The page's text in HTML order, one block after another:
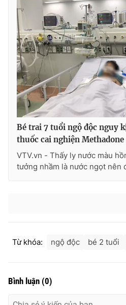
Bé trai 7 tuổi ngộ độc nguy
thuốc cai nghiện Methadone
VTV.vn - Thấy ly nước màu
tưởng nhầm là nước ngọt nên
Từ khóa: ngộ độc bé 2 tuổi
Bình luận (0)